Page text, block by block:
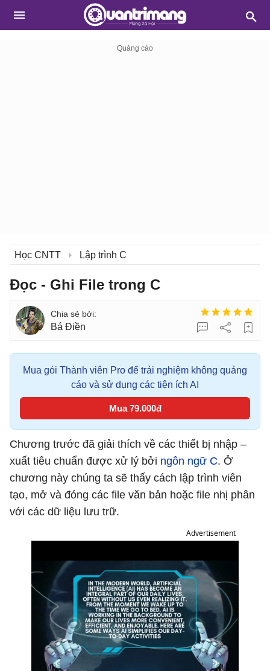
Học CNTT Lập trình C
Đọc - Ghi File trong C
Bá Điền
Mua gói Thành viên Pro để trải nghiệm không quảng
cáo và sử dụng các tiện ích AI
Mua 79.000đ
Chương trước đã giải thích về các thiết bị nhập –
xuất tiêu chuẩn được xử lý bởi ngôn ngữ C. Ở
chương này chúng ta sẽ thấy cách lập trình viên
tạo, mở và đóng các file văn bản hoặc file nhị phân
với các dữ liệu lưu trữ.
Advertisement